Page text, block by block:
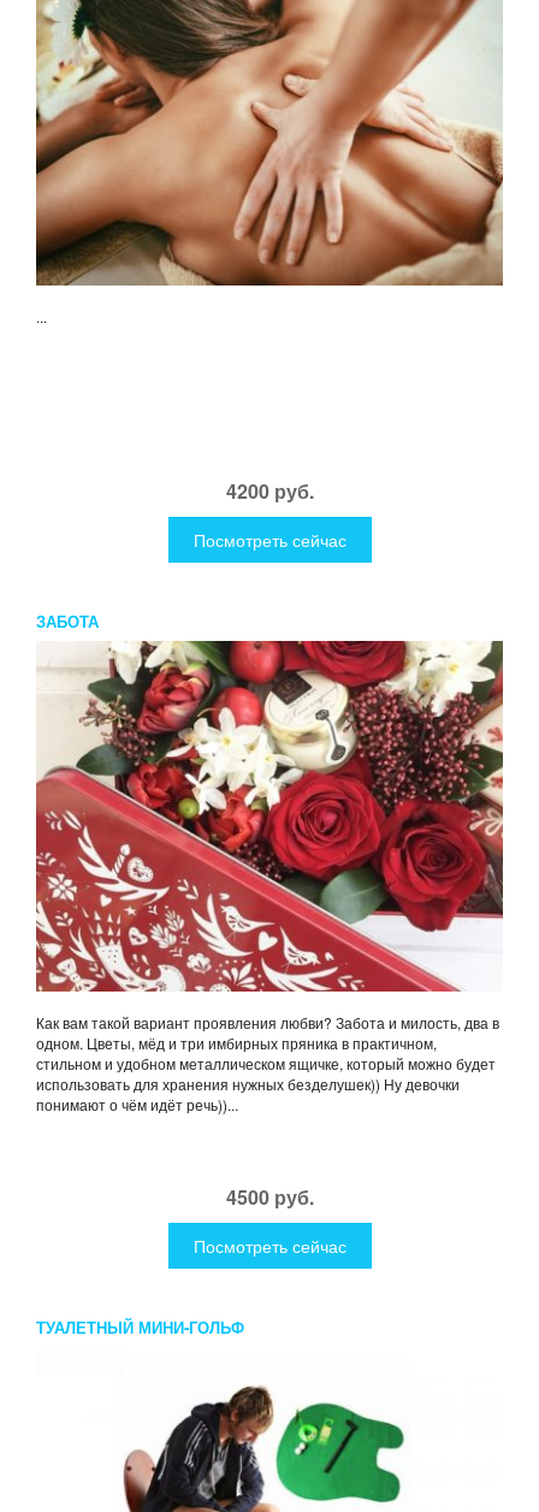
...
4200 руб.
Посмотреть сейчас
ЗАБОТА
Как вам такой вариант проявления любви? Забота и милость, два в
одном. Цветы, мёд и три имбирных пряника в практичном,
стильном и удобном металлическом ящичке, который можно будет
использовать для хранения нужных безделушек)) Ну девочки
понимают о чём идёт речь))...
4500 руб.
Посмотреть сейчас
ТУАЛЕТНЫЙ МИНИ-ГОЛЬФ